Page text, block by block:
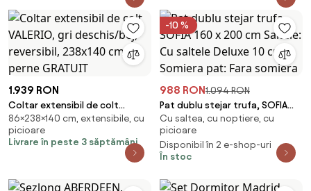
1.939 RON
Coltar extensibil de colt
VALERIO, gri deschis/bej,
reversibil, 238x140 cm + 2 perne
GRATUIT
86×238×140 cm, extensibile, cu
picioare
Livrare în peste 3 săptămâni
-10 %
988 RON1.094 RON
Pat dublu stejar trufa, SOFIA
160 x 200 cm Saltele: Cu saltele
Deluxe 10 cm, Somiera pat: Fara
somiera
Cu saltea, cu noptiere, cu
picioare
Disponibil în 2 e-shop-uri
În stoc